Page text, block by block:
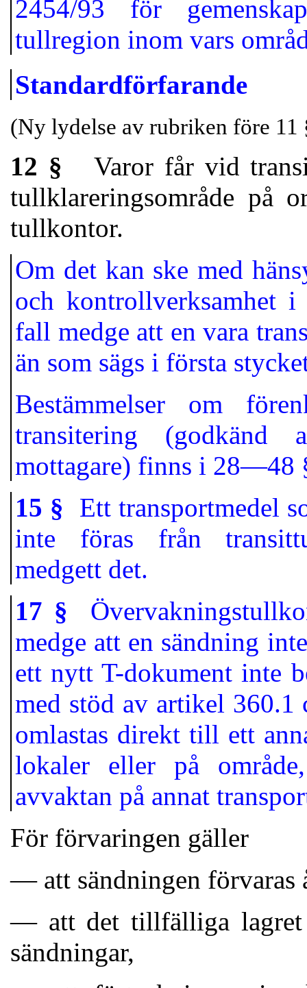
2454/93 för
tullregion inom vars
Standardförfarande
(Ny lydelse av rubriken före 11
12 § Varor får vid
tullklareringsområde på
tullkontor.
Om det kan ske med
och kontrollverksamhet
fall medge att en vara
än som sägs i första
Bestämmelser om
transitering (godkänd
mottagare) finns i 28—48
15 § Ett transportmedel
inte föras från
medgett det.
17 §
medge att en sändning
ett nytt T-dokument inte
med stöd av artikel
omlastas direkt till ett
lokaler eller på
avvaktan på annat
För förvaringen gäller
— att sändningen förvaras
— att det tillfälliga lagret
sändningar,